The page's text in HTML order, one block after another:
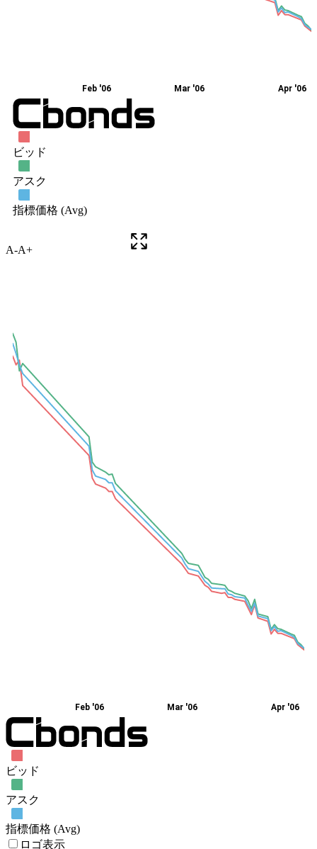
A-A+
Feb '06 Mar '06 Apr '06
ビッド
アスク
指標価格 (Avg)
ロゴ表示